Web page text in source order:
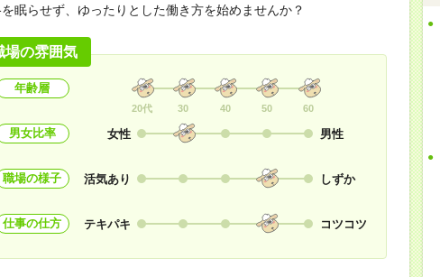
眠らせず、ゆったりとした働き方を始めませんか？
場の雰囲気
年齢層
20代 30 40 50 60
男女比率 女性 男性
職場の様子 活気あり しずか
仕事の仕方 テキパキ コツコツ